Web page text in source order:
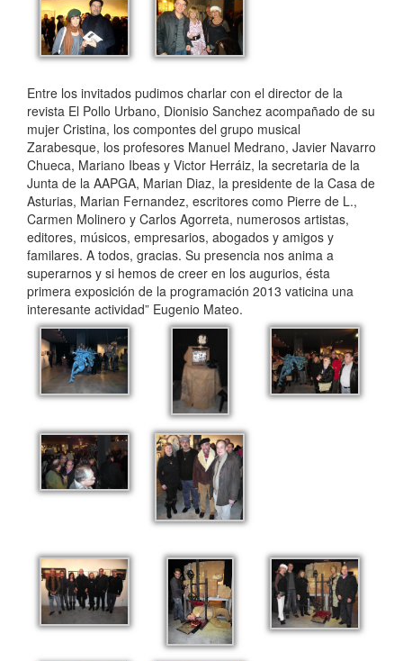
Entre los invitados pudimos charlar con el director de la
revista El Pollo Urbano, Dionisio Sanchez acompañado de su
mujer Cristina, los compontes del grupo musical
Zarabesque, los profesores Manuel Medrano, Javier Navarro
Chueca, Mariano Ibeas y Victor Herráiz, la secretaria de la
Junta de la AAPGA, Marian Diaz, la presidente de la Casa de
Asturias, Marian Fernandez, escritores como Pierre de L.,
Carmen Molinero y Carlos Agorreta, numerosos artistas,
editores, músicos, empresarios, abogados y amigos y
familares. A todos, gracias. Su presencia nos anima a
superarnos y si hemos de creer en los augurios, ésta
primera exposición de la programación 2013 vaticina una
interesante actividad” Eugenio Mateo.